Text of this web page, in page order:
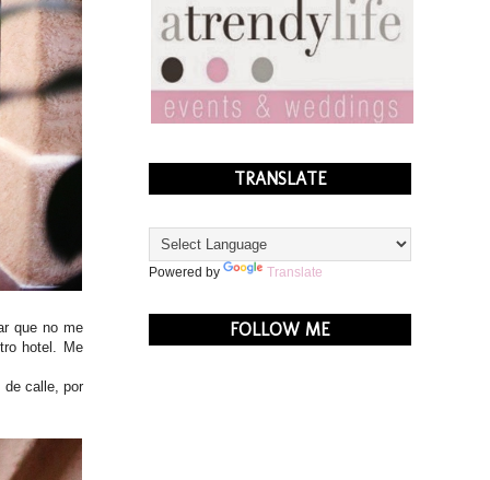
que no me
hotel. Me
calle, por
TRANSLATE
Powered by Translate
FOLLOW ME